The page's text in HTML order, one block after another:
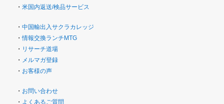
・ 米国内返送/検品サービス
・ 中国輸出入サクラカレッジ
・情報交換ランチMTG
・ リサーチ道場
・ メルマガ登録
・ お客様の声
・ お問い合わせ
・ よくあるご質問